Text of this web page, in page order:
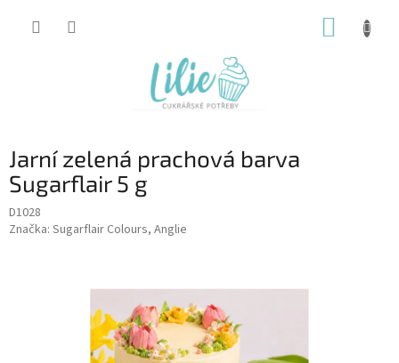
Jarní zelená prachová barva
Sugarflair 5 g
D1028
Značka: Sugarflair Colours, Anglie